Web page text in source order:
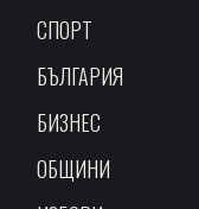
СПОРТ
БЪЛГАРИЯ
БИЗНЕС
ОБЩИНИ